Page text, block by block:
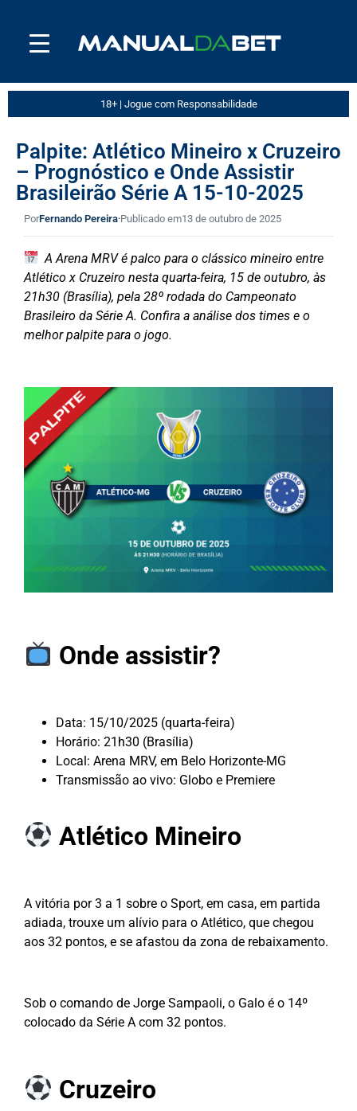
18+ | Jogue com Responsabilidade
Palpite: Atlético Mineiro x Cruzeiro
– Prognóstico e Onde Assistir
Brasileirão Série A 15-10-2025
PorFernando Pereira·Publicado em13 de outubro de 2025
A Arena MRV é palco para o clássico mineiro entre
Atlético x Cruzeiro nesta quarta-feira, 15 de outubro, às
21h30 (Brasília), pela 28º rodada do Campeonato
Brasileiro da Série A. Confira a análise dos times e o
melhor palpite para o jogo.
Onde assistir?
Data: 15/10/2025 (quarta-feira)
Horário: 21h30 (Brasília)
Local: Arena MRV, em Belo Horizonte-MG
Transmissão ao vivo: Globo e Premiere
Atlético Mineiro
A vitória por 3 a 1 sobre o Sport, em casa, em partida
adiada, trouxe um alívio para o Atlético, que chegou
aos 32 pontos, e se afastou da zona de rebaixamento.
Sob o comando de Jorge Sampaoli, o Galo é o 14º
colocado da Série A com 32 pontos.
Cruzeiro